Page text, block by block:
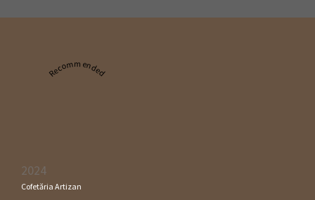
Recommended
2024
Cofetăria Artizan